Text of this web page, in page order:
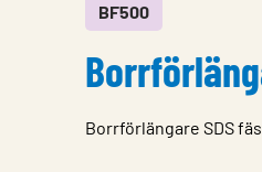
BF500
Borrförlängare SDS